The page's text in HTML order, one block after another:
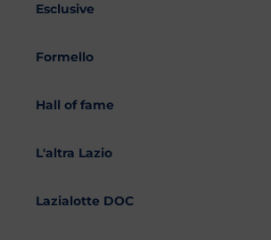
Esclusive
Formello
Hall of fame
L'altra Lazio
Lazialotte DOC